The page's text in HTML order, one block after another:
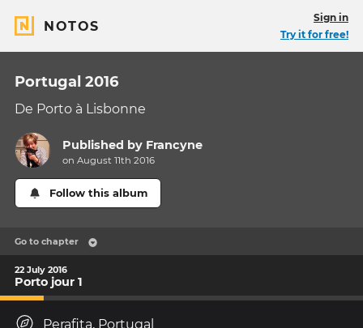
NOTOS
Sign in
Try it for free!
Portugal 2016
De Porto à Lisbonne
Published by Francyne
on August 11th 2016
Follow this album
Go to chapter
22 July 2016
Porto jour 1
Perafita, Portugal